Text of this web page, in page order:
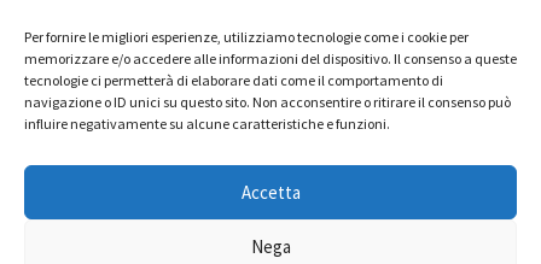
Per fornire le migliori esperienze, utilizziamo tecnologie come i cookie per
memorizzare e/o accedere alle informazioni del dispositivo. Il consenso a queste
tecnologie ci permetterà di elaborare dati come il comportamento di
navigazione o ID unici su questo sito. Non acconsentire o ritirare il consenso può
influire negativamente su alcune caratteristiche e funzioni.
Accetta
Nega
Formazione Politica
Eventi